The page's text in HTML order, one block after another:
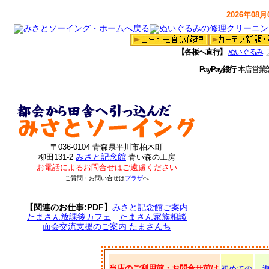
2026年08
【各板へ直行】 ぬいぐるみ
PayPay銀行本店営
〒036-0104 青森県平川市柏木町
柳田131-2 みさと記念館 青い森の工房
お電話によるお問合せはご遠慮ください
ご質問・お問い合せはプラザへ
【関連のお仕事:PDF】みさと記念館ご案内
たまさん放課後カフェ
たまさん家族相談
面会交流支援のご案内 たまさんち